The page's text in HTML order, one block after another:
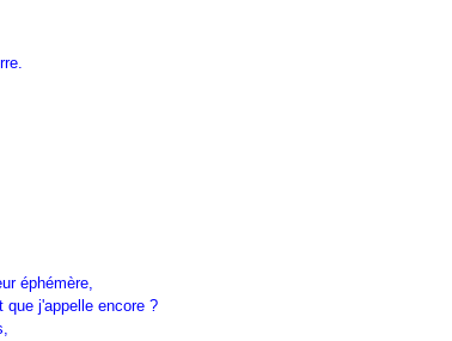
éphémère,
j'appelle encore ?